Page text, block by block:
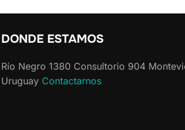
DONDE ESTAMOS
Río Negro 1380 Consultorio 904
Uruguay Contactarnos